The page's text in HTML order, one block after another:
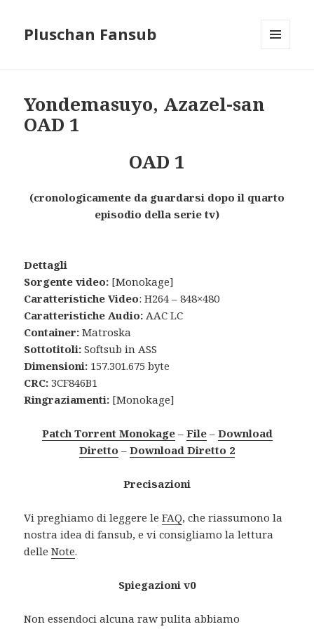
Pluschan Fansub
Yondemasuyo, Azazel-san
OAD 1
OAD 1
(cronologicamente da guardarsi dopo il quarto
episodio della serie tv)
Dettagli
Sorgente video: [Monokage]
Caratteristiche Video: H264 – 848×480
Caratteristiche Audio: AAC LC
Container: Matroska
Sottotitoli: Softsub in ASS
Dimensioni: 157.301.675 byte
CRC: 3CF846B1
Ringraziamenti: [Monokage]
Patch Torrent Monokage– File– Download
Diretto – Download Diretto 2
Precisazioni
Vi preghiamo di leggere leFAQ, che riassumono la
nostra idea di fansub, e vi consigliamo la lettura
delleNote.
Spiegazioni v0
Non essendoci alcuna raw pulita abbiamo